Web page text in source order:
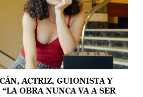
ACTRIZ, GUIONISTA Y
OBRA NUNCA VA A SER